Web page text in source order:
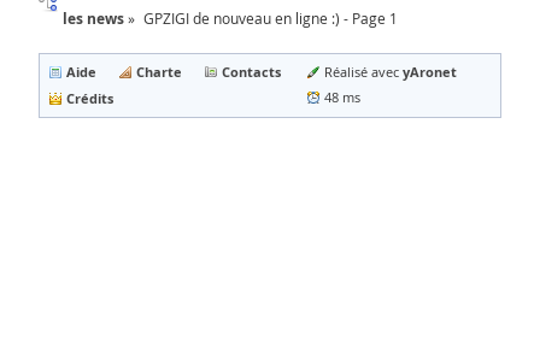
les news
GPZIGI de nouveau en ligne :) - Page 1
Aide Charte
Contacts
Crédits
Réalisé avecyAronet
48 ms